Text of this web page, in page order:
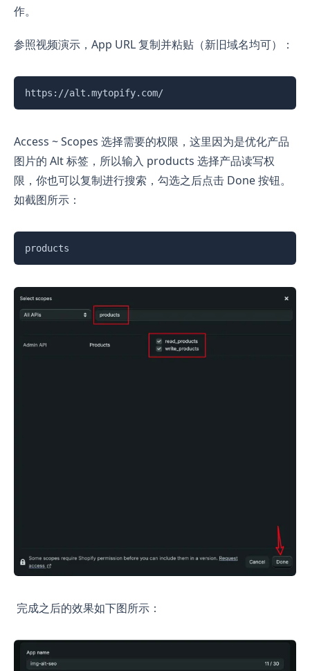
作。
参照视频演示，App URL 复制并粘贴（新旧域名均可）：
https://alt.mytopify.com/
Access ~ Scopes 选择需要的权限，这里因为是优化产品
图片的 Alt 标签，所以输入 products 选择产品读写权
限，你也可以复制进行搜索，勾选之后点击 Done 按钮。
如截图所示：
products
完成之后的效果如下图所示：